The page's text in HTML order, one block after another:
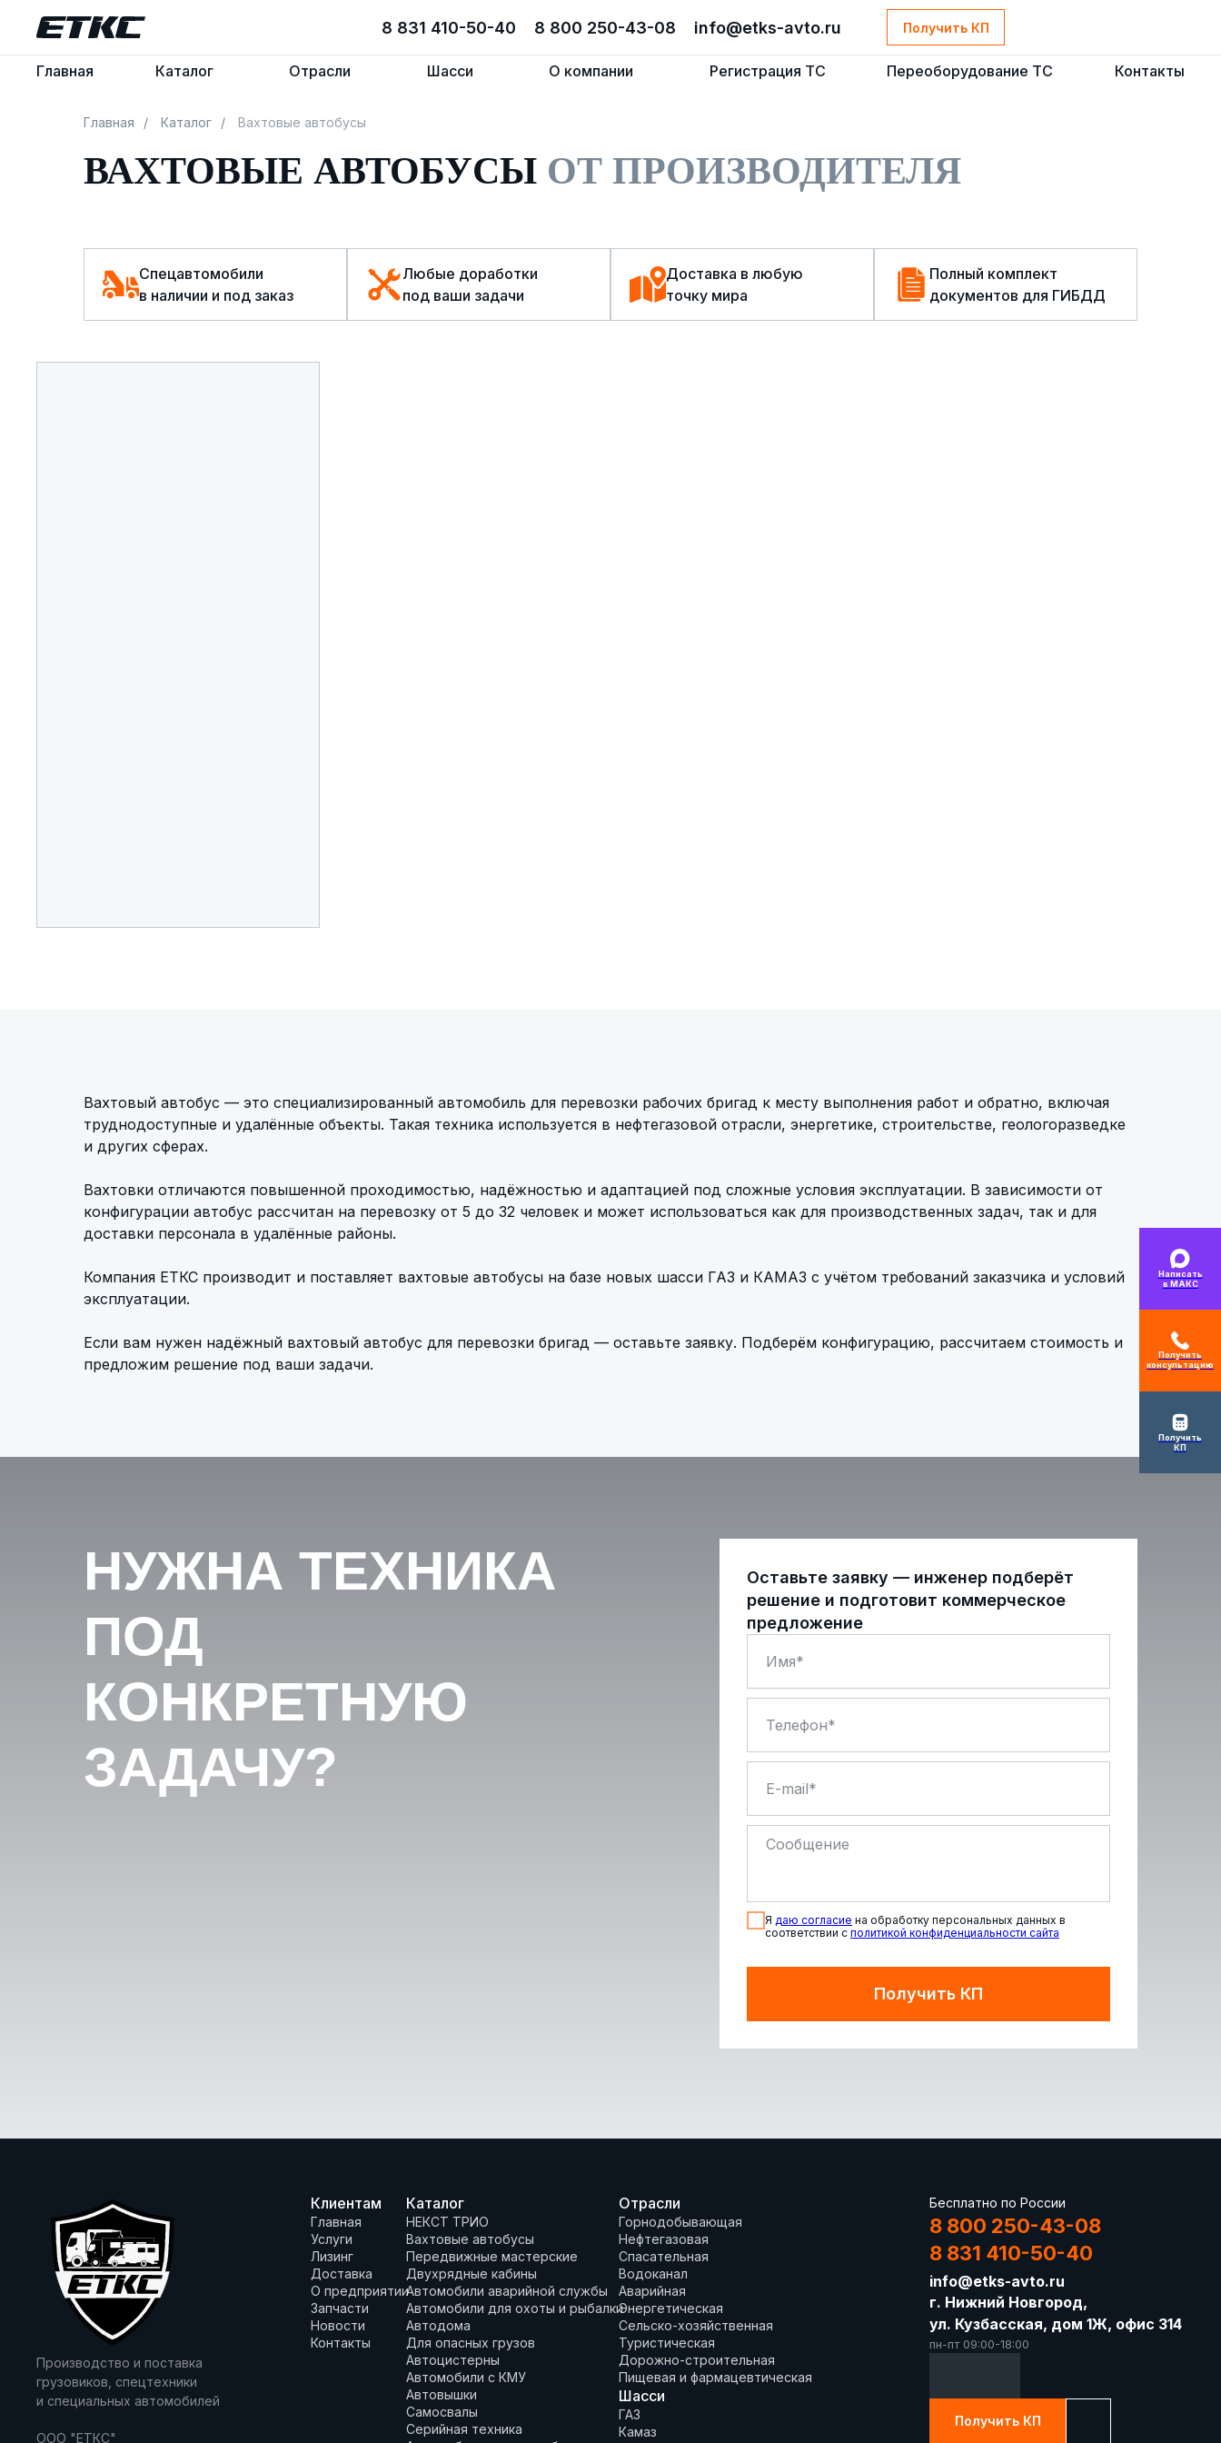
8 831 410-50-40 8 800 250-43-08 info@etks-avto.ru Получить КП
Главная Каталог Отрасли Шасси О компании Регистрация ТС Переоборудование ТС Контакты
8 831 410-50-40 8 800 250-43-08 info@etks-avto.ru Получить КП
Главная Каталог Отрасли Шасси О компании Регистрация ТС Переоборудование ТС Контакты
Главная / Каталог / Вахтовые автобусы
ВАХТОВЫЕ АВТОБУСЫ ОТ ПРОИЗВОДИТЕЛЯ
Спецавтомобили
в наличии и под заказ
Любые доработки
под ваши задачи
Доставка в любую
точку мира
Полный комплект
документов для ГИБДД
Вахтовый автобус — это специализированный автомобиль для перевозки рабочих бригад к месту выполнения работ и обратно, включая
труднодоступные и удалённые объекты. Такая техника используется в нефтегазовой отрасли, энергетике, строительстве, геологоразведке
и других сферах.
Вахтовки отличаются повышенной проходимостью, надёжностью и адаптацией под сложные условия эксплуатации. В зависимости от
конфигурации автобус рассчитан на перевозку от 5 до 32 человек и может использоваться как для производственных задач, так и для
доставки персонала в удалённые районы.
Компания ЕТКС производит и поставляет вахтовые автобусы на базе новых шасси ГАЗ и КАМАЗ с учётом требований заказчика и условий
эксплуатации.
Если вам нужен надёжный вахтовый автобус для перевозки бригад — оставьте заявку. Подберём конфигурацию, рассчитаем стоимость и
предложим решение под ваши задачи.
НУЖНА ТЕХНИКА
ПОД
КОНКРЕТНУЮ
ЗАДАЧУ?
Оставьте заявку — инженер подберёт
решение и подготовит коммерческое
предложение
Я даю согласие на обработку персональных данных в
соответствии с политикой конфиденциальности сайта
Получить КП
Производство и поставка
грузовиков, спецтехники
и специальных автомобилей
ООО "ЕТКС"
Клиентам
Главная
Услуги
Лизинг
Доставка
О предприятии
Запчасти
Новости
Контакты
Каталог
НЕКСТ ТРИО
Вахтовые автобусы
Передвижные мастерские
Двухрядные кабины
Автомобили аварийной службы
Автомобили для охоты и рыбалки
Автодома
Для опасных грузов
Автоцистерны
Автомобили с КМУ
Автовышки
Самосвалы
Серийная техника
Отрасли
Горнодобывающая
Нефтегазовая
Спасательная
Водоканал
Аварийная
Энергетическая
Сельско-хозяйственная
Туристическая
Дорожно-строительная
Пищевая и фармацевтическая
Шасси
ГАЗ
Камаз
Бесплатно по России
8 800 250-43-08
8 831 410-50-40
info@etks-avto.ru
г. Нижний Новгород,
ул. Кузбасская, дом 1Ж, офис 314
пн-пт 09:00-18:00
Получить КП
Написать
в МАКС
Получить
консультацию
Получить
КП